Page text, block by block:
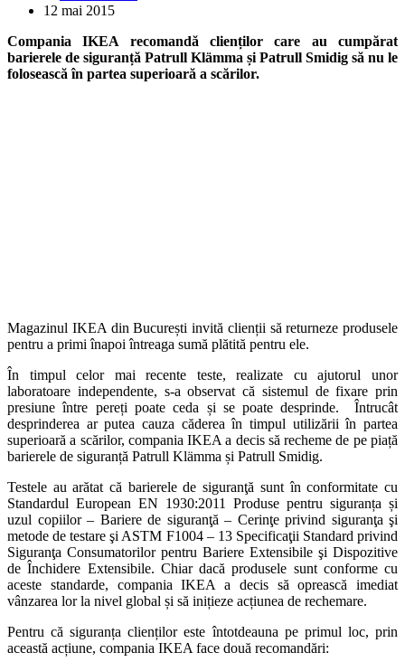
12 mai 2015
Compania IKEA recomandă clienților care au cumpărat
barierele de siguranță Patrull Klämma și Patrull Smidig să nu le
folosească în partea superioară a scărilor.
Magazinul IKEA din București invită clienții să returneze produsele
pentru a primi înapoi întreaga sumă plătită pentru ele.
În timpul celor mai recente teste, realizate cu ajutorul unor
laboratoare independente, s-a observat că sistemul de fixare prin
presiune între pereți poate ceda și se poate desprinde.
Întrucât
desprinderea ar putea cauza căderea în timpul utilizării în partea
superioară a scărilor, compania IKEA a decis să recheme de pe piață
barierele de siguranță Patrull Klämma și Patrull Smidig.
Testele au arătat că barierele de siguranţă sunt în conformitate cu
Standardul European EN 1930:2011 Produse pentru siguranța și
uzul copiilor – Bariere de siguranţă – Cerinţe privind siguranţa şi
metode de testare şi ASTM F1004 – 13 Specificaţii Standard privind
Siguranţa Consumatorilor pentru Bariere Extensibile şi Dispozitive
de Închidere Extensibile. Chiar dacă produsele sunt conforme cu
aceste standarde, compania IKEA a decis să oprească imediat
vânzarea lor la nivel global și să inițieze acțiunea de rechemare.
Pentru că siguranța clienților este întotdeauna pe primul loc, prin
această acțiune, compania IKEA face două recomandări: